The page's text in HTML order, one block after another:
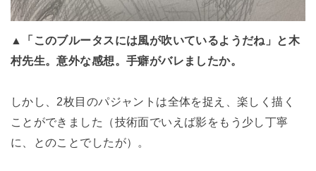
▲「このブルータスには風が吹いているようだね」と木
村先生。意外な感想。手癖がバレましたか。
しかし、2枚目のパジャントは全体を捉え、楽しく描く
ことができました（技術面でいえば影をもう少し丁寧
に、とのことでしたが）。